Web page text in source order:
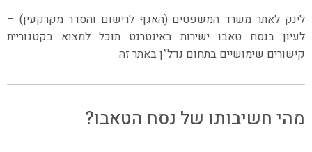
לינק לאתר משרד המשפטים (האגף לרישום והסדר מקרקעין) –
לעיון בנסח טאבו ישירות באינטרנט תוכל למצוא בקטגוריית
קישורים שימושיים בתחום נדל”ן באתר זה.
מהי חשיבותו של נסח הטאבו?